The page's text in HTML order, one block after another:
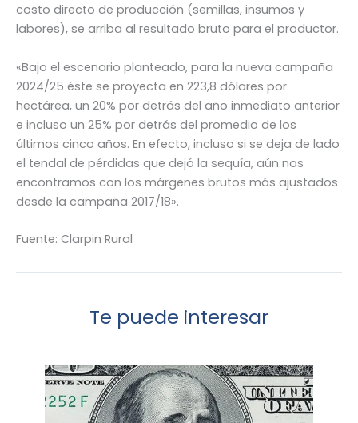
costo directo de producción (semillas, insumos y
labores), se arriba al resultado bruto para el productor.
«Bajo el escenario planteado, para la nueva campaña
2024/25 éste se proyecta en 223,8 dólares por
hectárea, un 20% por detrás del año inmediato anterior
e incluso un 25% por detrás del promedio de los
últimos cinco años. En efecto, incluso si se deja de lado
el tendal de pérdidas que dejó la sequía, aún nos
encontramos con los márgenes brutos más ajustados
desde la campaña 2017/18».
Fuente: Clarpin Rural
Te puede interesar